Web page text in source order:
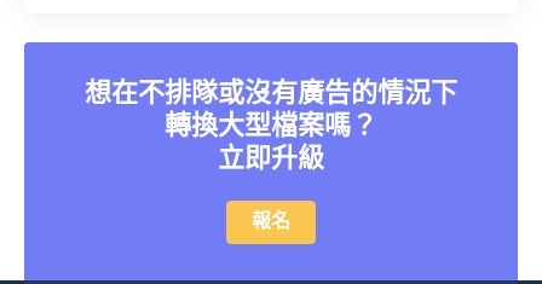
想在不排隊或沒有廣告的情況下
轉換大型檔案嗎？
立即升級
報名